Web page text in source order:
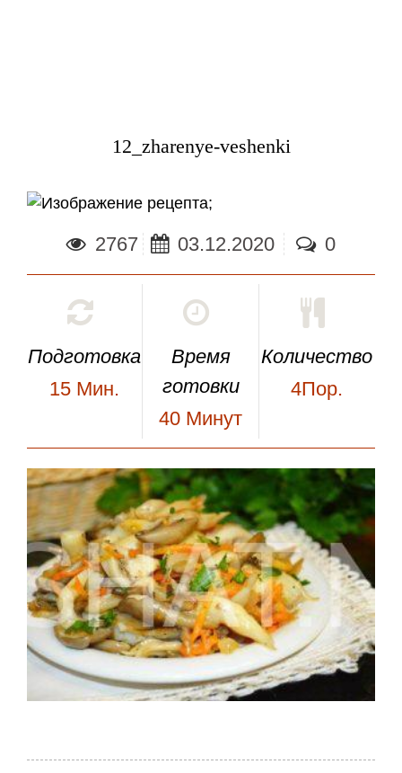
12_zharenye-veshenki
;
2767 03.12.2020 0
Подготовка
15 Мин.
Время
готовки
40 Минут
Количество
4Пор.